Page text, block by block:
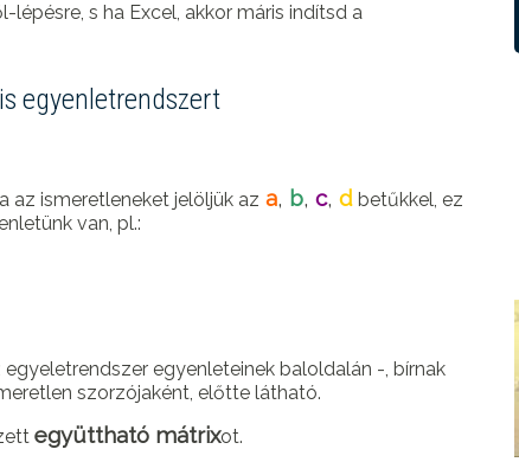
s ha Excel, akkor máris indítsd a
egyenletrendszert
az ismeretleneket jelöljük az a, b, c, d betűkkel, ez
van, pl.:
egyenleteinek baloldalán -, bírnak
szorzójaként, előtte látható.
együttható mátrixot.